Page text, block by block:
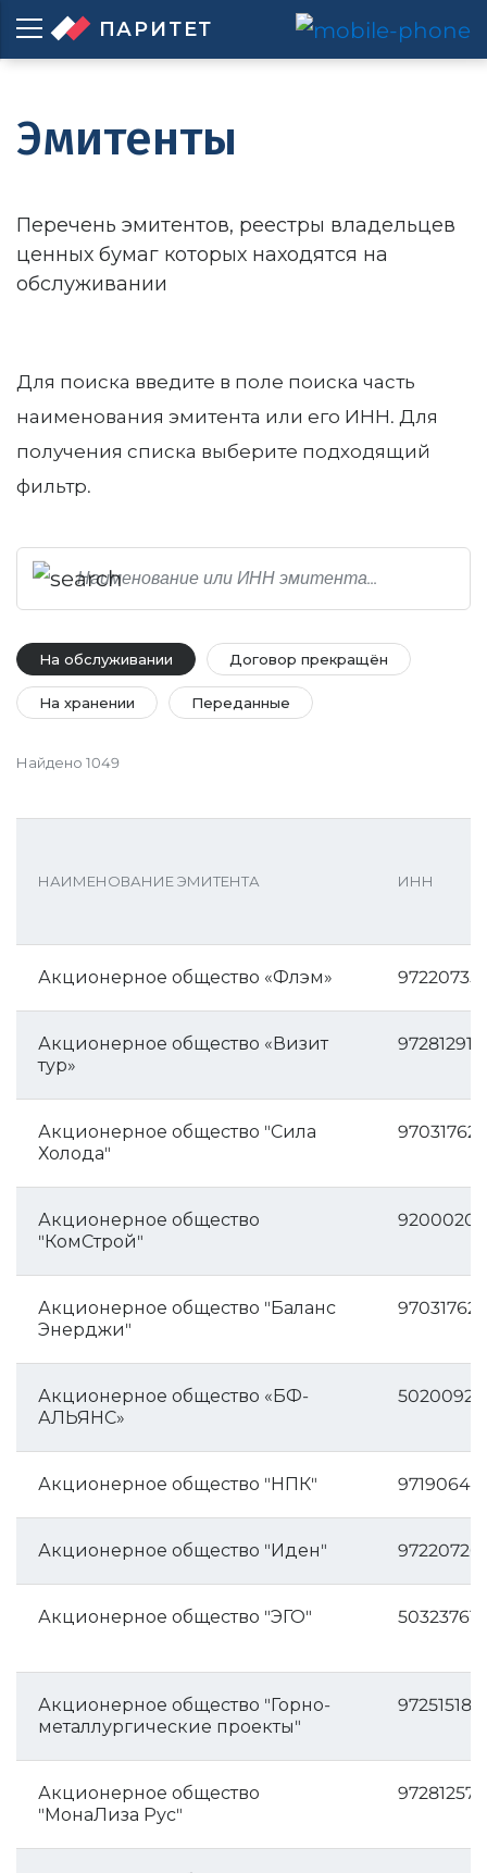
ПАРИТЕТ
Эмитенты
Перечень эмитентов, реестры владельцев
ценных бумаг которых находятся на
обслуживании
Для поиска введите в поле поиска часть
наименования эмитента или его ИНН. Для
получения списка выберите подходящий
фильтр.
На обслуживании Договор прекращён
На хранении Переданные
Найдено 1049
НАИМЕНОВАНИЕ ЭМИТЕНТА ИНН
Акционерное общество «Флэм»
Акционерное общество «Визит
тур»
Акционерное общество "Сила
Холода"
Акционерное общество
"КомСтрой"
Акционерное общество "Баланс
Энерджи"
Акционерное общество «БФ-
АЛЬЯНС»
Акционерное общество "НПК"
Акционерное общество "Иден"
Акционерное общество "ЭГО"
Акционерное общество "Горно-
металлургические проекты"
Акционерное общество
"МонаЛиза Рус"